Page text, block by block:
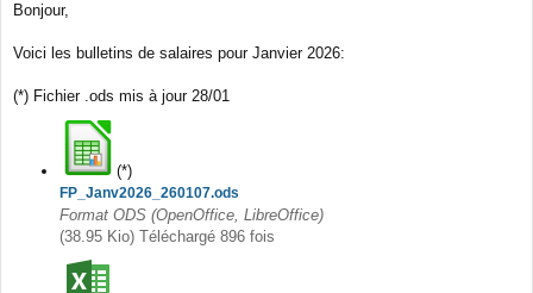
s
a
Bonjour,
Voici les bulletins de salaires pour Janvier 2026:
(*) Fichier .ods mis à jour 28/01
(*)
FP_Janv2026_260107.ods
Format ODS (OpenOffice, LibreOffice)
(38.95 Kio) Téléchargé 896 fois